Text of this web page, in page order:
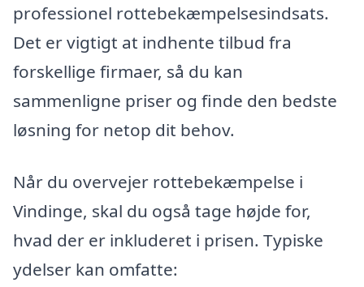
professionel rottebekæmpelsesindsats.
Det er vigtigt at indhente tilbud fra
forskellige firmaer, så du kan
sammenligne priser og finde den bedste
løsning for netop dit behov.
Når du overvejer rottebekæmpelse i
Vindinge, skal du også tage højde for,
hvad der er inkluderet i prisen. Typiske
ydelser kan omfatte: